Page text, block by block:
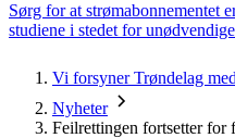
Sørg for at strømabonnementet
studiene i stedet for
Vi forsyner Trøndelag
Nyheter
Feilrettingen fortsetter for